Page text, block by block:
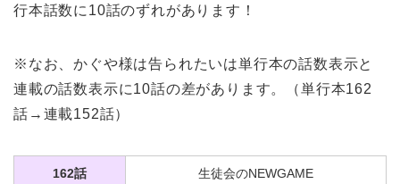
行本話数に10話のずれがあります！
※なお、かぐや様は告られたいは単行本の話数表示と
連載の話数表示に10話の差があります。（単行本162
話→連載152話）
162話 生徒会のNEWGAME